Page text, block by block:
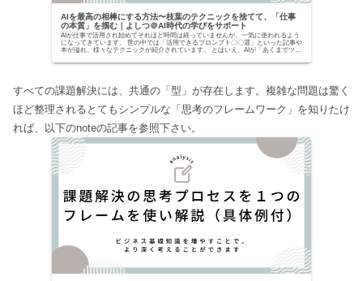
AIを最高の相棒にする方法〜枝葉のテクニックを捨てて、「仕事
の本質」を掴む｜よしつ＠AI時代の学びをサポート
AIが仕事で活用され始めてそれほど時間は経っていませんが、一気に使われるよう
になってきています。 世の中では「活用できるプロンプト〇〇選」といった記事や
本が溢れ、様々なテクニックが紹介されています。 とはいえ、AIが「あくまでツー
すべての課題解決には、共通の「型」が存在します。複雑な問題は驚く
ほど整理されるとてもシンプルな「思考のフレームワーク」を知りたけ
れば、以下のnoteの記事を参照下さい。